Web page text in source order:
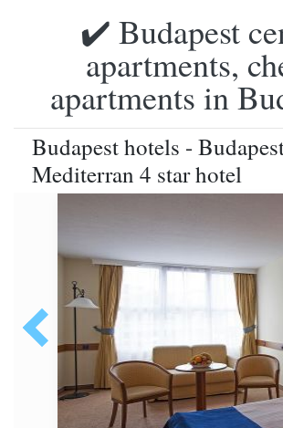
✔️ Budapest
apartments,
apartments in
Budapest hotels -
Mediterran 4 star hotel